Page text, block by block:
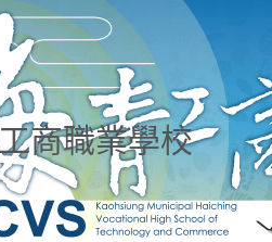
商職業學校